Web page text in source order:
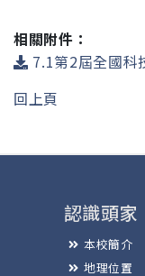
相關附件：
7.1第2屆全國科
回上頁
認識頭家
本校簡介
地理位置